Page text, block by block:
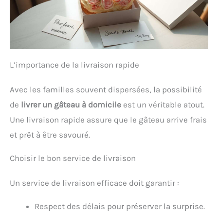
L’importance de la livraison rapide
Avec les familles souvent dispersées, la possibilité
de livrer un gâteau à domicile est un véritable atout.
Une livraison rapide assure que le gâteau arrive frais
et prêt à être savouré.
Choisir le bon service de livraison
Un service de livraison efficace doit garantir :
Respect des délais pour préserver la surprise.